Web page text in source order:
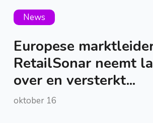
News
Europese
RetailSonar neemt
over en versterkt...
oktober 16